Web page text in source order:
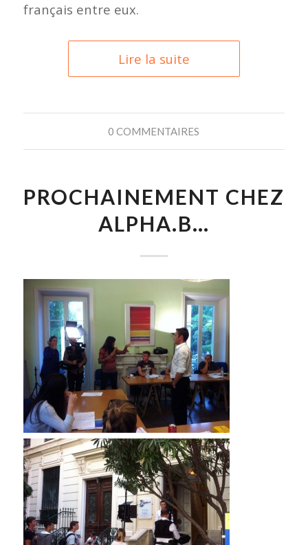
français entre eux.
Lire la suite
0 COMMENTAIRES
PROCHAINEMENT CHEZ
ALPHA.B…